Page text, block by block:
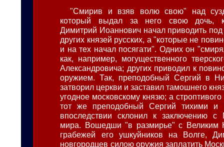
"Смирив и взяв волю свою" над
который выдал за него свою дочь,
Димитрий Иоаннович начал приводить
других князей русских, а "которые не
и на тех начал посягати". Одних он
как, например, могущественного
Александровича; других приводил к
оружием. Так, преподобный Сергий в
затворил церкви и заставил тамошнего
угодное московскому князю; а
тот же преподобный Сергий тихими и
впоследствии склонил к заключению с
мира. Вошедши "в размирье" с Великим
грабежей его ушкуйников на Волге,
новгородцев силою оружия заплатить